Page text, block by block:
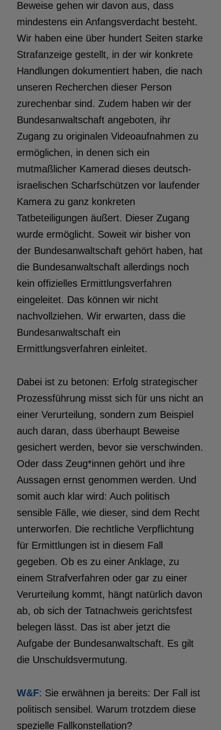
Beweise gehen wir davon aus, dass
mindestens ein Anfangsverdacht besteht.
Wir haben eine über hundert Seiten starke
Strafanzeige gestellt, in der wir konkrete
Handlungen dokumentiert haben, die nach
unseren Recherchen dieser Person
zurechenbar sind. Zudem haben wir der
Bundesanwaltschaft angeboten, ihr
Zugang zu originalen Videoaufnahmen zu
ermöglichen, in denen sich ein
mutmaßlicher Kamerad dieses deutsch-
israelischen Scharfschützen vor laufender
Kamera zu ganz konkreten
Tatbeteiligungen äußert. Dieser Zugang
wurde ermöglicht. Soweit wir bisher von
der Bundesanwaltschaft gehört haben, hat
die Bundesanwaltschaft allerdings noch
kein offizielles Ermittlungsverfahren
eingeleitet. Das können wir nicht
nachvollziehen. Wir erwarten, dass die
Bundesanwaltschaft ein
Ermittlungsverfahren einleitet.
Dabei ist zu betonen: Erfolg strategischer
Prozessführung misst sich für uns nicht an
einer Verurteilung, sondern zum Beispiel
auch daran, dass überhaupt Beweise
gesichert werden, bevor sie verschwinden.
Oder dass Zeug*innen gehört und ihre
Aussagen ernst genommen werden. Und
somit auch klar wird: Auch politisch
sensible Fälle, wie dieser, sind dem Recht
unterworfen. Die rechtliche Verpflichtung
für Ermittlungen ist in diesem Fall
gegeben. Ob es zu einer Anklage, zu
einem Strafverfahren oder gar zu einer
Verurteilung kommt, hängt natürlich davon
ab, ob sich der Tatnachweis gerichtsfest
belegen lässt. Das ist aber jetzt die
Aufgabe der Bundesanwaltschaft. Es gilt
die Unschuldsvermutung.
W&F: Sie erwähnen ja bereits: Der Fall ist
politisch sensibel. Warum trotzdem diese
spezielle Fallkonstellation?